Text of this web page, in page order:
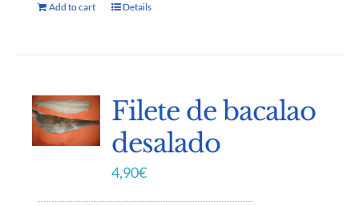
Add to cart Details
Filete de bacalao
desalado
4,90€